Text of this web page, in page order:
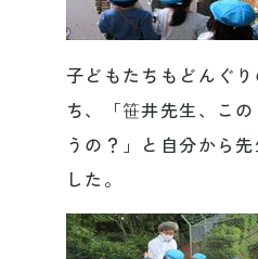
子どもたちもどんぐ
ち、「笹井先生、こ
うの？」と自分から
した。